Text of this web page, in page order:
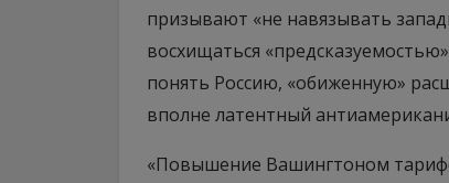
призывают «не навязывать
восхищаться
понять Россию, «обиженную»
вполне латентный
«Повышение Вашингтоном